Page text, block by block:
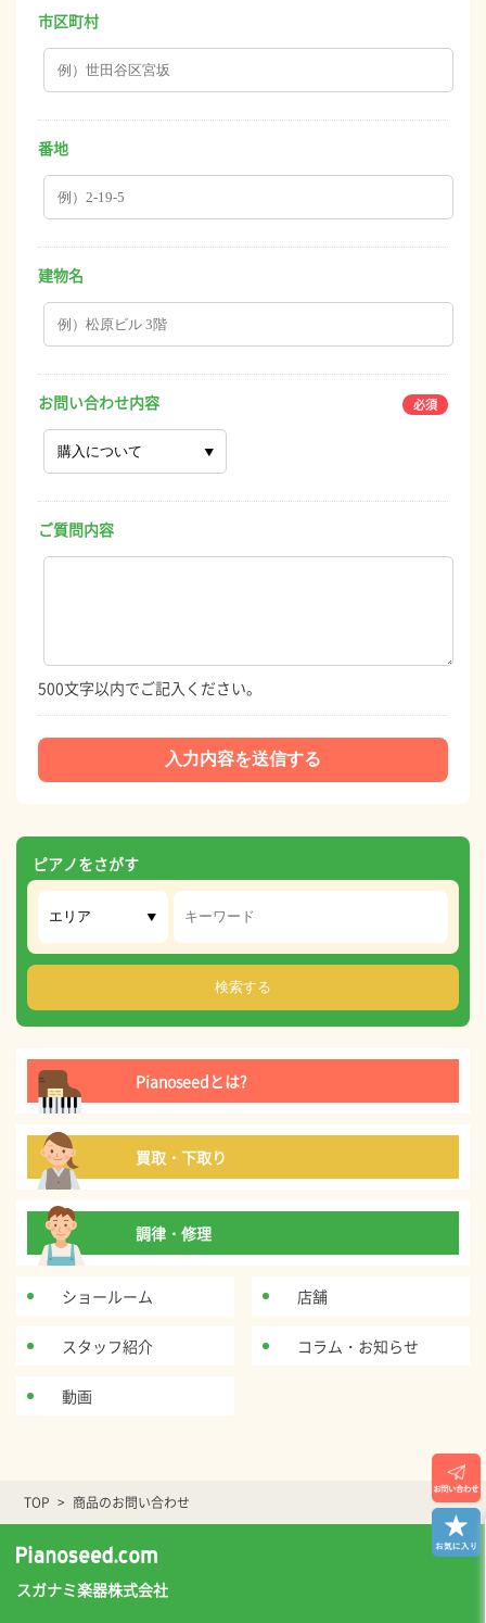
市区町村
番地
建物名
お問い合わせ内容
ご質問内容
500文字以内でご記入ください。
ピアノをさがす
Pianoseedとは?
買取・下取り
調律・修理
ショールーム 店舗
スタッフ紹介 コラム・お知らせ
動画
TOP 商品のお問い合わせ
スガナミ楽器株式会社